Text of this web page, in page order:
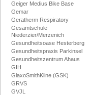
Geiger Medius Bike Base
Gemar
Geratherm Respiratory
Gesamtschule
Niederzier/Merzenich
Gesundheitsoase Hesterberg
Gesundheitspraxis Parkinsel
Gesundheitszentrum Ahaus
GIH
GlaxoSmithKline (GSK)
GRVS
GVJL